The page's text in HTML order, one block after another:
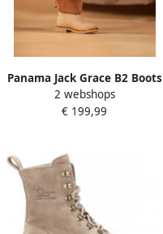
Panama Jack Grace B2 Boots
beige Nubuck Dames
2 webshops
€ 199,99